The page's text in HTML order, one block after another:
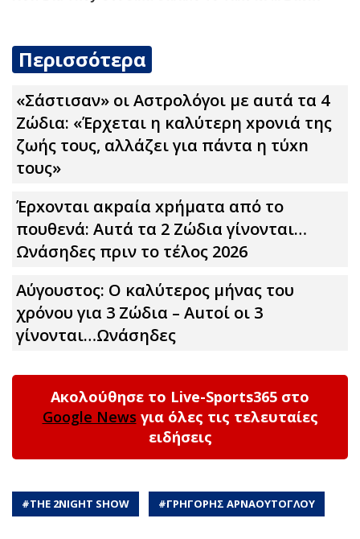
Περισσότερα
«Σάστισαν» οι Αστρολόγοι με αuτά τα 4
Zώδια: «Έρχεται η καλύτερη xpoνιά της
ζωής τους, αλλάζει για πάντα η τύxn
τους»
Έρxoνται ακpαία xpήματα από το
πουθενά: Αuτά τα 2 Zώδια γίνονται…
Ωνάσηδες πριν το τέλος 2026
Αύγουστος: Ο καλύτερος μήνας του
χρόνου για 3 Zώδια – Αuτοί οι 3
γίνονται…Ωνάσηδες
Ακολούθησε το Live-Sports365 στο
Google News για όλες τις τελευταίες
ειδήσεις
#THE 2NIGHT SHOW #ΓΡΗΓΟΡΗΣ ΑΡΝΑΟΥΤΟΓΛΟΥ